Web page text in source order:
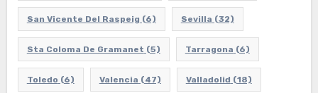
San Vicente Del Raspeig (6) Sevilla (32)
Sta Coloma De Gramanet (5) Tarragona (6)
Toledo (6) Valencia (47) Valladolid (18)